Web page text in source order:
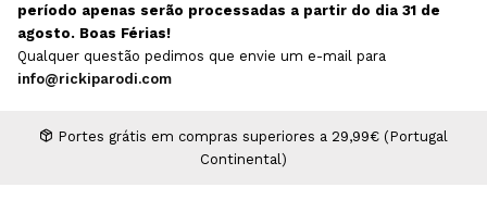
Escovas e Pente
Extensões
MAN WORLD - Espaço Homem
Diversos Estética
Equipamentos Depilação
Maquilhagem Profissional
período apenas serão processadas a partir do dia 31 de
agosto. Boas Férias!
Qualquer questão pedimos que envie um e-mail para
info@rickiparodi.com
Portes grátis em compras superiores a 29,99€ (Portugal
Continental)